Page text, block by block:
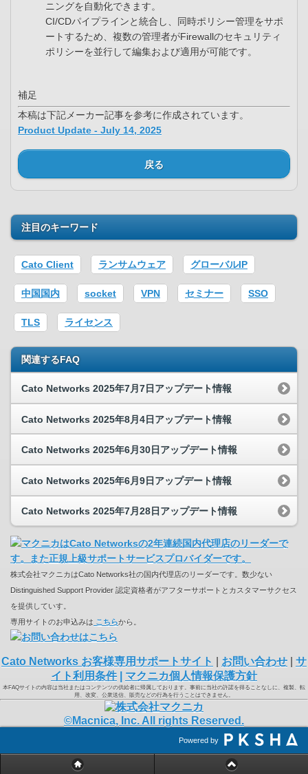
ニングを自動化できます。​
CI/CDパイプラインと統合し、同時ポリシー管理をサポ
ートするため、​複数の管理者がFirewallのセキュリティ
ポリシーを並行して編集および適用が可能です。
補足
本稿は下記メーカー記事を参考に作成されています。
Product Update - July 14, 2025
戻る
注目のキーワード
Cato Client ランサムウェア グローバルIP
中国国内 socket VPN セミナー SSO
TLS ライセンス
関連するFAQ
Cato Networks 2025年7月7日アップデート情報
Cato Networks 2025年8月4日アップデート情報
Cato Networks 2025年6月30日アップデート情報
Cato Networks 2025年6月9日アップデート情報
Cato Networks 2025年7月28日アップデート情報
株式会社マクニカはCato Networks社の国内代理店のリーダーです。数少ない
Distinguished Support Provider 認定資格者がアフターサポートとカスタマーサクセス
を提供していす。
専用サイトのお申込みは こちらから。
Cato Networks お客様専用サポートサイト お問い合わせ
サ
イト利用条件| マクニカ個人情報保護方針
本FAQサイトの内容は当社またはコンテンツの供給者に帰属しております。事前に当社の許諾を得ることなしに、複製、転
用、改変、公衆送信、販売などの行為を行うことはできません。
©Macnica, Inc. All rights Reserved.
Powered by